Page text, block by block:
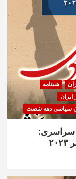
شبنامه
سیاسی دهه شصت
سراسری: